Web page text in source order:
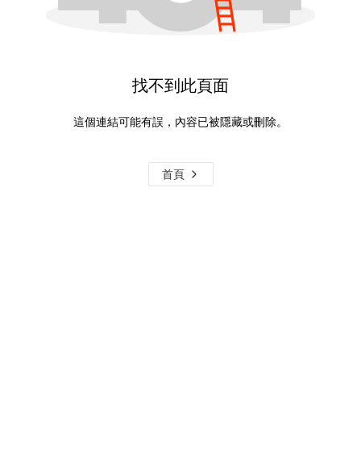
找不到此頁面
這個連結可能有誤，內容已被隱藏或刪除。
首頁